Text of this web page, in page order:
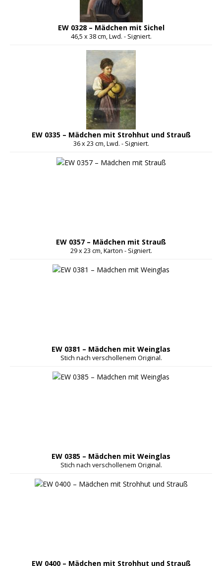
EW 0328 – Mädchen mit Sichel
46,5 x 38 cm, Lwd. - Signiert.
EW 0335 – Mädchen mit Strohhut und Strauß
36 x 23 cm, Lwd. - Signiert.
EW 0357 – Mädchen mit Strauß
29 x 23 cm, Karton - Signiert.
EW 0381 – Mädchen mit Weinglas
Stich nach verschollenem Original.
EW 0385 – Mädchen mit Weinglas
Stich nach verschollenem Original.
EW 0400 – Mädchen mit Strohhut und Strauß